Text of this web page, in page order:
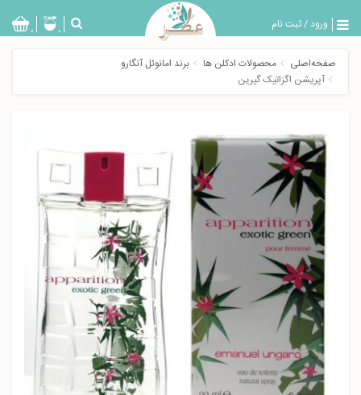
ورود/ثبت نام
بازگشت
0 0
صفحه‌اصلی محصولات ادکلن ها
برند امانوئل آنگارو
آپريشن اگزاتیک گیرین